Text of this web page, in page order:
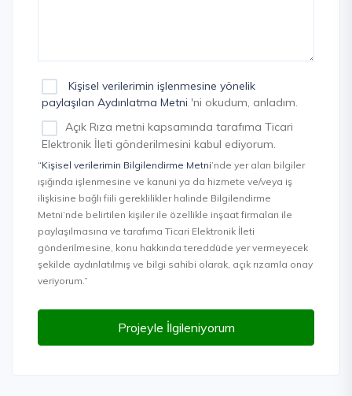
Kişisel verilerimin işlenmesine yönelik
paylaşılan Aydınlatma Metni 'ni okudum, anladım.
Açık Rıza metni kapsamında tarafıma Ticari
Elektronik İleti gönderilmesini kabul ediyorum.
“Kişisel verilerimin Bilgilendirme Metni’nde yer alan bilgiler
ışığında işlenmesine ve kanuni ya da hizmete ve/veya iş
ilişkisine bağlı fiili gereklilikler halinde Bilgilendirme
Metni’nde belirtilen kişiler ile özellikle inşaat firmaları ile
paylaşılmasına ve tarafıma Ticari Elektronik İleti
gönderilmesine, konu hakkında tereddüde yer vermeyecek
şekilde aydınlatılmış ve bilgi sahibi olarak, açık rızamla onay
veriyorum.”
Projeyle İlgileniyorum